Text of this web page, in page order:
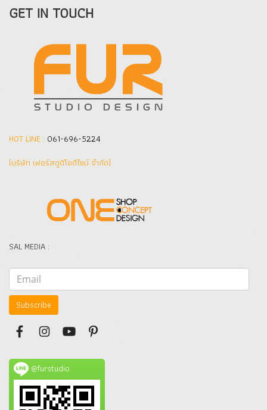
GET IN TOUCH
HOT LINE : 061-696-5224
(บริษัท เฟอร์สตูดิโอดีไซน์ จำกัด]
SAL MEDIA :
Subscribe
@furstudio